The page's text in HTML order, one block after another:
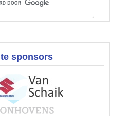
sponsors